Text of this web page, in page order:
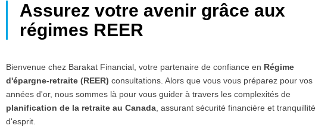
Assurez votre avenir grâce aux
régimes REER
Bienvenue chez Barakat Financial, votre partenaire de confiance en Régime
d'épargne-retraite (REER) consultations. Alors que vous vous préparez pour vos
années d'or, nous sommes là pour vous guider à travers les complexités de
planification de la retraite au Canada , assurant sécurité financière et tranquillité
d'esprit.